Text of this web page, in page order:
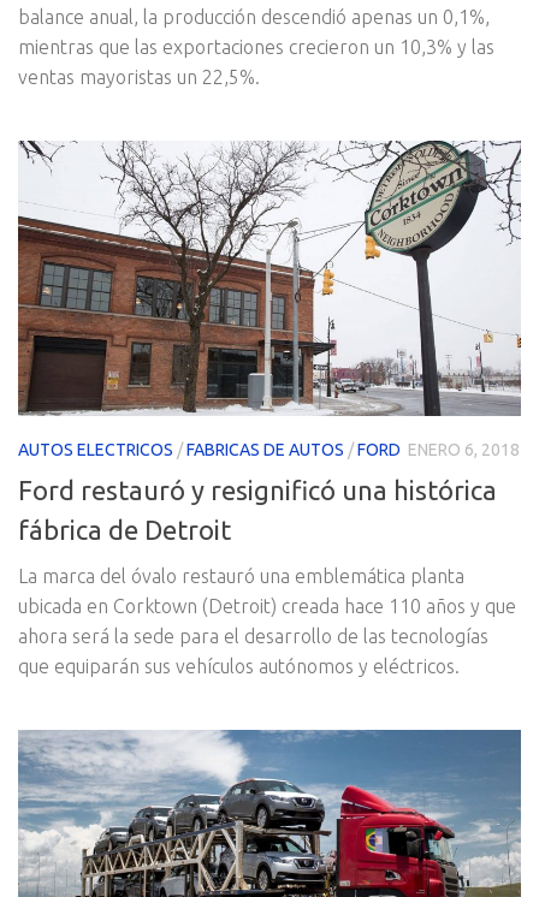
balance anual, la producción descendió apenas un 0,1%,
mientras que las exportaciones crecieron un 10,3% y las
ventas mayoristas un 22,5%.
AUTOS ELECTRICOS /FABRICAS DE AUTOS /FORD ENERO 6, 2018
Ford restauró y resignificó una histórica
fábrica de Detroit
La marca del óvalo restauró una emblemática planta
ubicada en Corktown (Detroit) creada hace 110 años y que
ahora será la sede para el desarrollo de las tecnologías
que equiparán sus vehículos autónomos y eléctricos.